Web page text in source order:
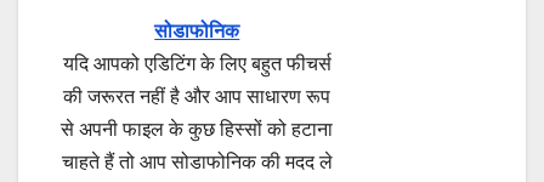
सोडाफोनिक
यदि आपको एडिटिंग के लिए बहुत फीचर्स
की जरूरत नहीं है और आप साधारण रूप
से अपनी फाइल के कुछ हिस्सों को हटाना
चाहते हैं तो आप सोडाफोनिक की मदद ले